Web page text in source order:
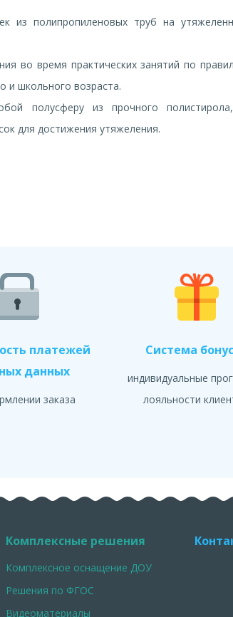
из полипропиленовых труб на
во время практических занятий по
и школьного возраста.
полусферу из прочного
для достижения утяжеления.
платежей
данных
заказа
Система
индивидуальные
лояльности
Комплексные решения
Комплексное оснащение ДОУ
Решения по ФГОС
Видеоматериалы